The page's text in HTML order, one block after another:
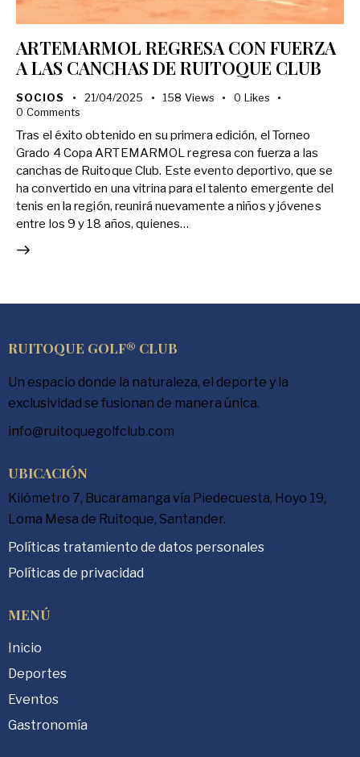
ARTEMARMOL REGRESA CON FUERZA
A LAS CANCHAS DE RUITOQUE CLUB
SOCIOS 21/04/2025 158 Views 0 Likes
0 Comments
Tras el éxito obtenido en su primera edición, el Torneo
Grado 4 Copa ARTEMARMOL regresa con fuerza a las
canchas de Ruitoque Club. Este evento deportivo, que se
ha convertido en una vitrina para el talento emergente del
tenis en la región, reunirá nuevamente a niños y jóvenes
entre los 9 y 18 años, quienes…
RUITOQUE GOLF® CLUB
Un espacio donde la naturaleza, el deporte y la
exclusividad se fusionan de manera única.
info@ruitoquegolfclub.com
UBICACIÓN
Kilómetro 7, Bucaramanga vía Piedecuesta, Hoyo 19,
Loma Mesa de Ruitoque, Santander.
Políticas tratamiento de datos personales
Políticas de privacidad
MENÚ
Inicio
Deportes
Eventos
Gastronomía